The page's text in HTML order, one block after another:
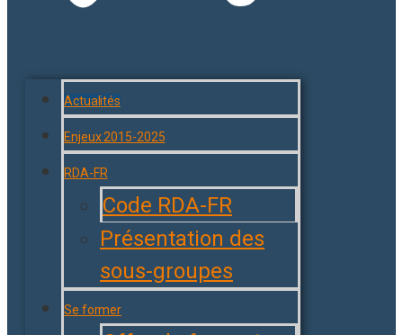
Actualités
Enjeux 2015-2025
RDA-FR
Code RDA-FR
Présentation des
sous-groupes
Se former